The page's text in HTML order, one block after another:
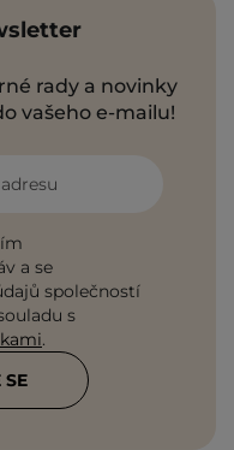
rady a novinky
vašeho e-mailu!
a se
společností
s
.
SE